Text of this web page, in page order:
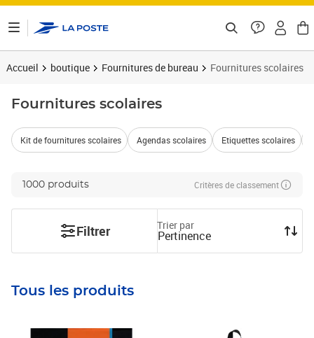
Accueil boutique Fournitures de bureau Fournitures scolaires
Fournitures scolaires
Kit de fournitures scolaires Agendas scolaires Etiquettes scolaires
1000 produits Critères de classement
Filtrer Trier par
Pertinence
Tous les produits